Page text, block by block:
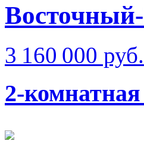
3 160 000 руб.
2-